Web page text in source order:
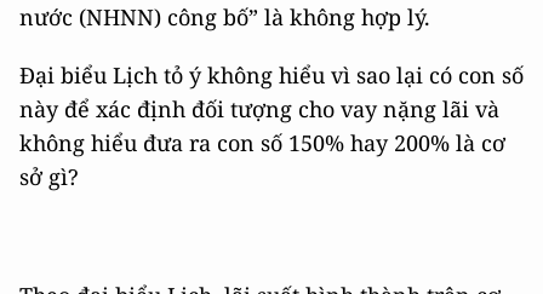
nước (NHNN) công bố” là không hợp lý.
Đại biểu Lịch tỏ ý không hiểu vì sao lại có con số
này để xác định đối tượng cho vay nặng lãi và
không hiểu đưa ra con số 150% hay 200% là cơ
sở gì?